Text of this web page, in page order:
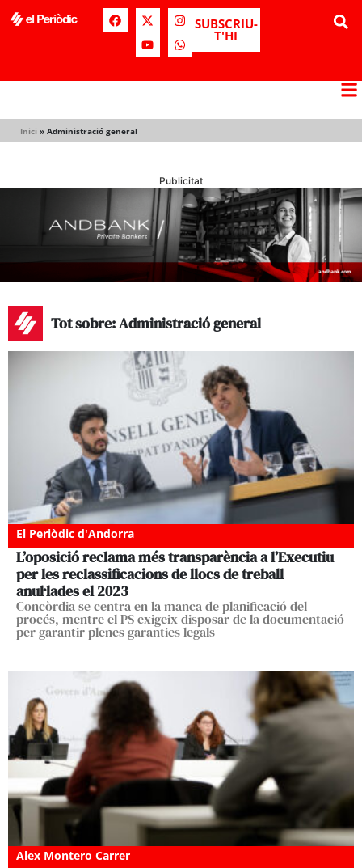
SUBSCRIU-
T'HI
Inici » Administració general
Publicitat
Tot sobre: Administració general
El Periòdic d'Andorra
L’oposició reclama més transparència a l’Executiu
per les reclassificacions de llocs de treball
anul·lades el 2023
Concòrdia se centra en la manca de planificació del
procés, mentre el PS exigeix disposar de la documentació
per garantir plenes garanties legals
Alex Montero Carrer